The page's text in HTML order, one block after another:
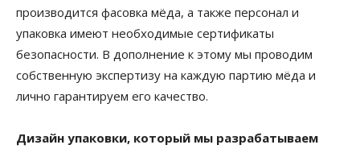
производится фасовка мёда, а также персонал и
упаковка имеют необходимые сертификаты
безопасности. В дополнение к этому мы проводим
собственную экспертизу на каждую партию мёда и
лично гарантируем его качество.
Дизайн упаковки, который мы разрабатываем